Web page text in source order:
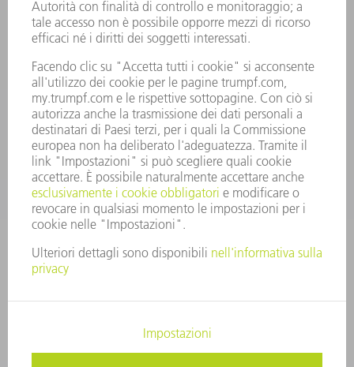
RICAMBI TRUMPF ITALIA
lunedì a venerdì: 08:30 – 18:00
ricambi@trumpf.com
CONTATTO
UTENSILI TRUMPF ITALIA
+39 02 48489482
lunedì a venerdì: 08:00 – 18:00
utensili@trumpf.com